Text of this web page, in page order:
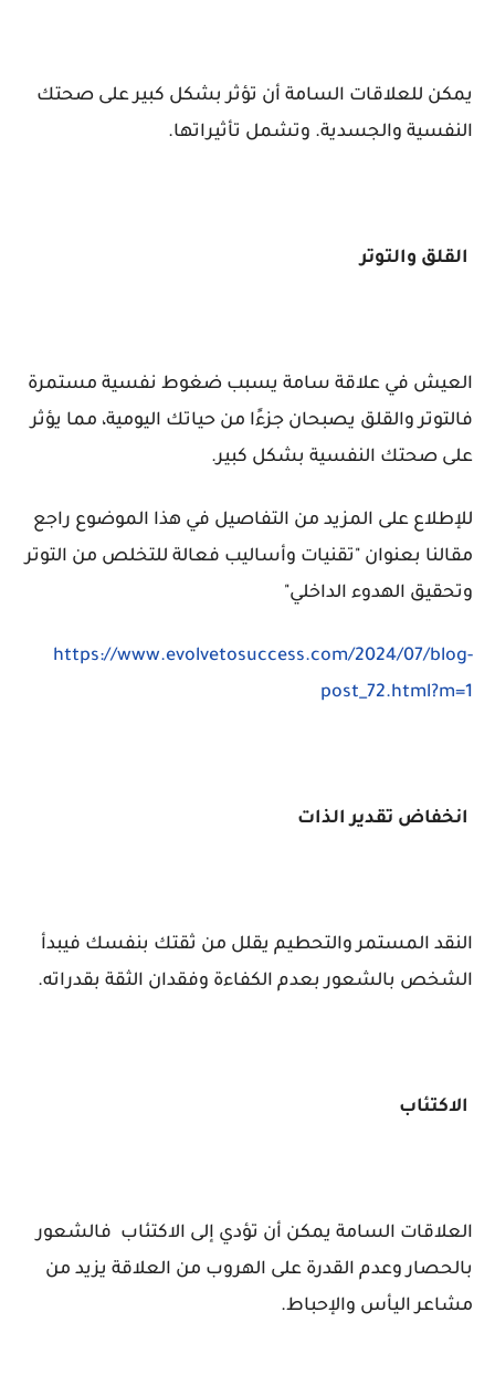
يمكن للعلاقات السامة أن تؤثر بشكل كبير على صحتك
النفسية والجسدية. وتشمل تأثيراتها.
القلق والتوتر
العيش في علاقة سامة يسبب ضغوط نفسية مستمرة
فالتوتر والقلق يصبحان جزءًا من حياتك اليومية، مما يؤثر
على صحتك النفسية بشكل كبير.
للإطلاع على المزيد من التفاصيل في هذا الموضوع راجع
مقالنا بعنوان "تقنيات وأساليب فعالة للتخلص من التوتر
وتحقيق الهدوء الداخلي"
https://www.evolvetosuccess.com/2024/07/blog-
post_72.html?m=1
انخفاض تقدير الذات
النقد المستمر والتحطيم يقلل من ثقتك بنفسك فيبدأ
الشخص بالشعور بعدم الكفاءة وفقدان الثقة بقدراته.
الاكتئاب
العلاقات السامة يمكن أن تؤدي إلى الاكتئاب فالشعور
بالحصار وعدم القدرة على الهروب من العلاقة يزيد من
مشاعر اليأس والإحباط.